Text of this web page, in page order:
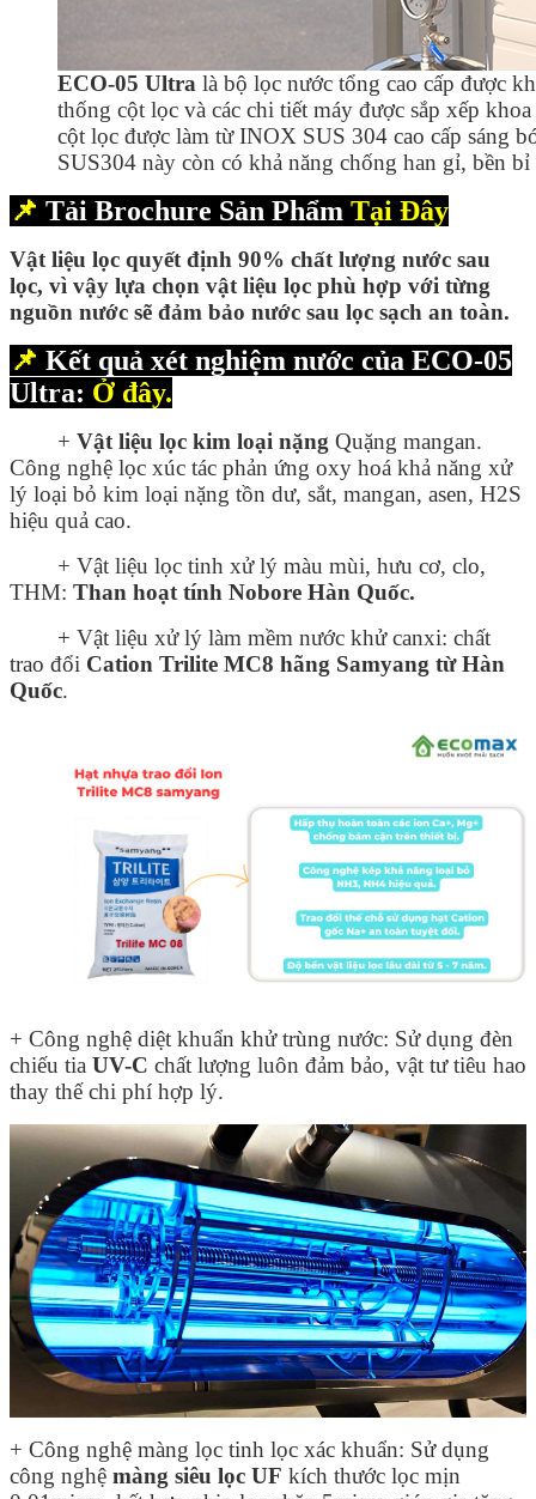
ECO-05 Ultra là bộ lọc nước tổng cao cấp được
thống cột lọc và các chi tiết máy được sắp xếp
cột lọc được làm từ INOX SUS 304 cao cấp sáng
SUS304 này còn có khả năng chống han gỉ, bền
📌 Tải Brochure Sản Phẩm Tại Đây
Vật liệu lọc quyết định 90% chất lượng nước sau
lọc, vì vậy lựa chọn vật liệu lọc phù hợp với từng
nguồn nước sẽ đảm bảo nước sau lọc sạch an toàn.
📌 Kết quả xét nghiệm nước của ECO-05
Ultra: Ở đây.
+ Vật liệu lọc kim loại nặng Quặng mangan.
Công nghệ lọc xúc tác phản ứng oxy hoá khả năng xử
lý loại bỏ kim loại nặng tồn dư, sắt, mangan, asen, H2S
hiệu quả cao.
+ Vật liệu lọc tinh xử lý màu mùi, hưu cơ, clo,
THM: Than hoạt tính Nobore Hàn Quốc.
+ Vật liệu xử lý làm mềm nước khử canxi: chất
trao đổi Cation Trilite MC8 hãng Samyang từ Hàn
Quốc.
+ Công nghệ diệt khuẩn khử trùng nước: Sử dụng đèn
chiếu tia UV-C chất lượng luôn đảm bảo, vật tư tiêu hao
thay thế chi phí hợp lý.
+ Công nghệ màng lọc tinh lọc xác khuẩn: Sử dụng
công nghệ màng siêu lọc UF kích thước lọc mịn